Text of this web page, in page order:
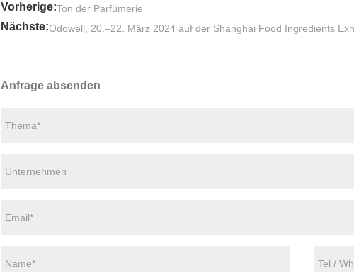
Vorherige:Ton der Parfümerie
Nächste:Odowell, 20.–22. März 2024 auf der Shanghai Food Ingredients
Anfrage absenden